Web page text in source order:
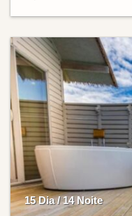
15 Dia / 14 Noite